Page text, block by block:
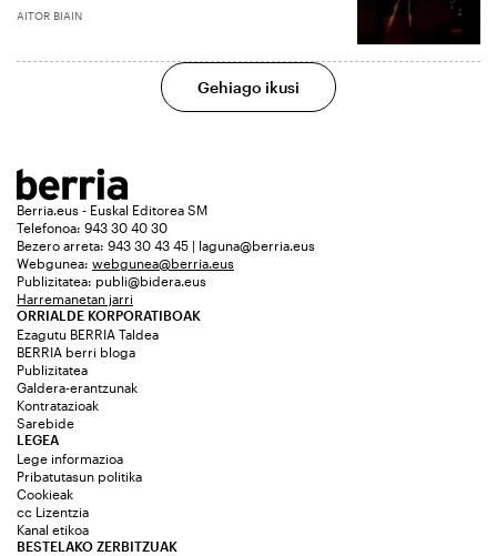
AITOR BIAIN
Gehiago ikusi
Berria.eus - Euskal Editorea SM
Telefonoa: 943 30 40 30
Bezero arreta: 943 30 43 45 | laguna@berria.eus
Webgunea: webgunea@berria.eus
Publizitatea: publi@bidera.eus
Harremanetan jarri
ORRIALDE KORPORATIBOAK
Ezagutu BERRIA Taldea
BERRIA berri bloga
Publizitatea
Galdera-erantzunak
Kontratazioak
Sarebide
LEGEA
Lege informazioa
Pribatutasun politika
Cookieak
cc Lizentzia
Kanal etikoa
BESTELAKO ZERBITZUAK